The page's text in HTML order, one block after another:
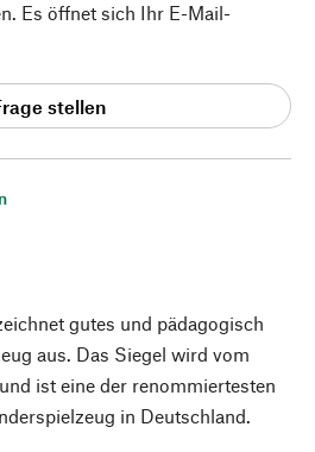
gutes und pädagogisch
aus. Das Siegel wird vom
ist eine der renommiertesten
in Deutschland.
Es öffnet sich Ihr E-Mail-
stellen